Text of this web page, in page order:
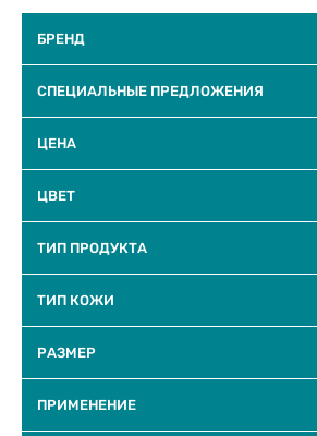
БРЕНД
СПЕЦИАЛЬНЫЕ ПРЕДЛОЖЕНИЯ
ЦЕНА
ЦВЕТ
ТИП ПРОДУКТА
ТИП КОЖИ
РАЗМЕР
ПРИМЕНЕНИЕ